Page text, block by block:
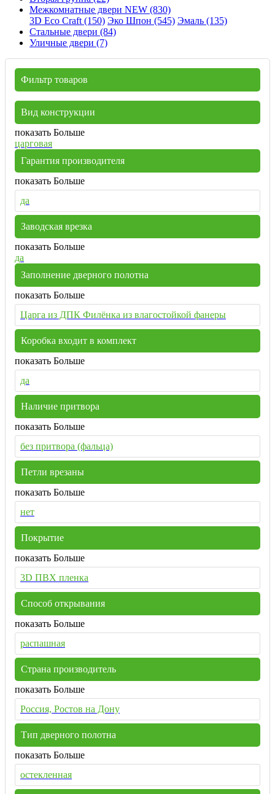
Межкомнатные двери NEW (830)
3D Eco Craft (150) Эко Шпон (545) Эмаль (135)
Стальные двери (84)
Уличные двери (7)
Фильтр товаров
Вид конструкции
показать Больше
царговая
Гарантия производителя
показать Больше
да
Заводская врезка
показать Больше
да
Заполнение дверного полотна
показать Больше
Царга из ДПК Филёнка из влагостойкой фанеры
Коробка входит в комплект
показать Больше
да
Наличие притвора
показать Больше
без притвора (фальца)
Петли врезаны
показать Больше
нет
Покрытие
показать Больше
3D ПВХ пленка
Способ открывания
показать Больше
распашная
Страна производитель
показать Больше
Россия, Ростов на Дону
Тип дверного полотна
показать Больше
остекленная